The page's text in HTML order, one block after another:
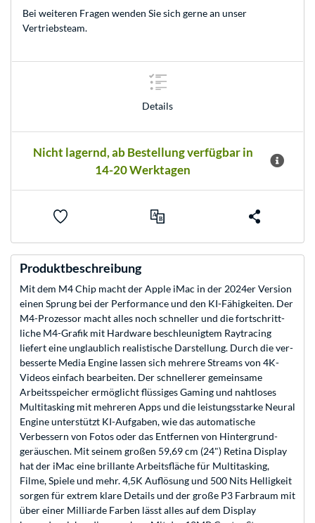
Bei weiteren Fragen wenden Sie sich gerne an unser
Vertriebsteam.
Details
Nicht lagernd, ab Bestellung verfügbar in
14-20 Werktagen
Produktbeschreibung
Mit dem M4 Chip macht der Apple iMac in der 2024er Version
einen Sprung bei der Per­for­mance und den KI-Fähig­keiten. Der
M4-Prozessor macht alles noch schneller und die fort­schritt­
liche M4-Grafik mit Hard­ware be­schleunigtem Raytracing
liefert eine unglaub­lich realistische Darstellung. Durch die ver­
besserte Media Engine lassen sich mehrere Streams von 4K-
Videos ein­fach bear­beiten. Der schnellerer gemein­same
Arbeits­speicher ermög­licht flüssiges Gaming und naht­loses
Multi­tasking mit mehreren Apps und die leistungs­starke Neural
Engine unter­stützt KI-Auf­gaben, wie das auto­ma­tische
Verbessern von Fotos oder das Entfernen von Hinter­grund­
geräuschen. Mit seinem großen 59,69 cm (24") Retina Dis­play
hat der iMac eine brillante Arbeits­fläche für Multi­tasking,
Filme, Spiele und mehr. 4,5K Auf­lösung und 500 Nits Helligkeit
sorgen für extrem klare Details und der große P3 Farb­raum mit
über einer Milliarde Farben lässt alles auf dem Dis­play